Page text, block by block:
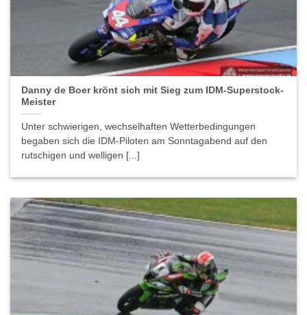
Danny de Boer krönt sich mit Sieg zum IDM-Superstock-
Meister
Unter schwierigen, wechselhaften Wetterbedingungen
begaben sich die IDM-Piloten am Sonntagabend auf den
rutschigen und welligen [...]